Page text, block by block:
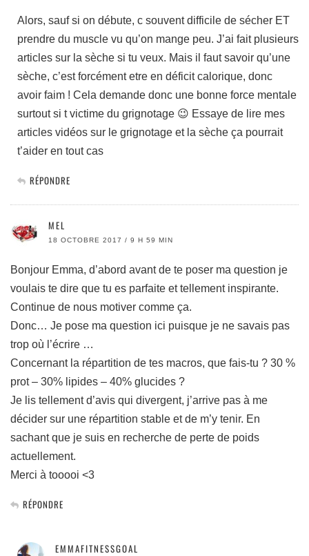
Alors, sauf si on débute, c souvent difficile de sécher ET
prendre du muscle vu qu’on mange peu. J’ai fait plusieurs
articles sur la sèche si tu veux. Mais il faut savoir qu’une
sèche, c’est forcément etre en déficit calorique, donc
avoir faim ! Cela demande donc une bonne force mentale
surtout si t victime du grignotage 😉 Essaye de lire mes
articles vidéos sur le grignotage et la sèche ça pourrait
t’aider en tout cas
RÉPONDRE
MEL
18 OCTOBRE 2017 / 9 H 59 MIN
Bonjour Emma, d’abord avant de te poser ma question je
voulais te dire que tu es parfaite et tellement inspirante.
Continue de nous motiver comme ça.
Donc… Je pose ma question ici puisque je ne savais pas
trop où l’écrire …
Concernant la répartition de tes macros, que fais-tu ? 30 %
prot – 30% lipides – 40% glucides ?
Je lis tellement d’avis qui divergent, j’arrive pas à me
décider sur une répartition stable et de m’y tenir. En
sachant que je suis en recherche de perte de poids
actuellement.
Merci à tooooi <3
RÉPONDRE
EMMAFITNESSGOAL